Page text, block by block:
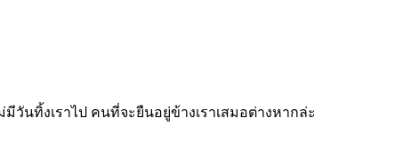
วันทิ้งเราไป คนที่จะยืนอยู่ข้างเราเสมอต่างหากล่ะ